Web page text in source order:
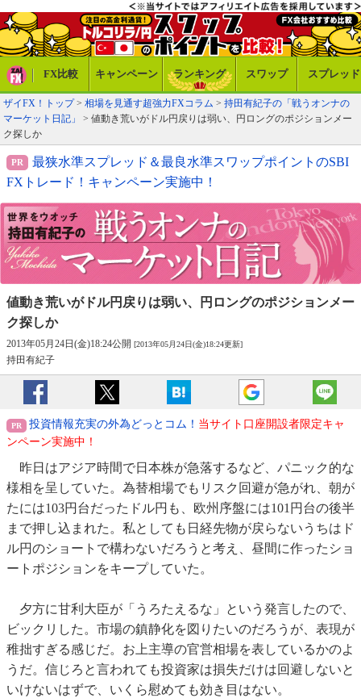
FX比較 キャンペーン ランキング スワップ スプレッド
ザイFX！トップ> 相場を見通す超強力FXコラム > 持田有紀子の「戦うオンナの
マーケット日記」
> 値動き荒いがドル円戻りは弱い、円ロングのポジションメー
ク探しか
最狭水準スプレッド＆最良水準スワップポイントのSBI
FXトレード！キャンペーン実施中！
値動き荒いがドル円戻りは弱い、
円ロングのポジションメー
ク探しか
2013年05月24日(金)18:24公開 [2013年05月24日(金)18:24更新]
持田有紀子
投資情報充実の外為どっとコム！ 当サイト口座開設者限定キャ
ンペーン実施中！
昨日はアジア時間で日本株が急落するなど、パニック的な
様相を呈していた。為替相場でもリスク回避が急がれ、朝が
たには103円台だったドル円も、欧州序盤には101円台の後半
まで押し込まれた。私としても日経先物が戻らないうちはド
ル円のショートで構わないだろうと考え、昼間に作ったショ
ートポジションをキープしていた。
夕方に甘利大臣が「うろたえるな」という発言したので、
ビックリした。市場の鎮静化を図りたいのだろうが、表現が
稚拙すぎる感じだ。お上主導の官営相場を表しているかのよ
うだ。信じろと言われても投資家は損失だけは回避しないと
いけないはずで、いくら慰めても効き目はない。